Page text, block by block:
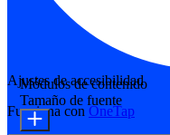
Ajustes de accesibilidad
Funciona con OneTap
Módulos de contenido
Tamaño de fuente